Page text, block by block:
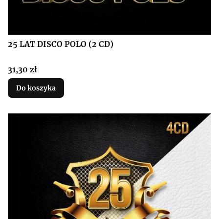
25 LAT DISCO POLO (2 CD)
Cena
31,30 zł
Do koszyka